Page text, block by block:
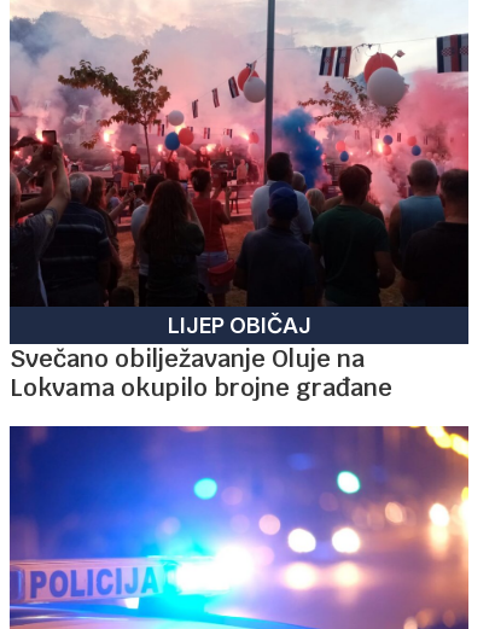
LIJEP OBIČAJ
Svečano obilježavanje Oluje na
Lokvama okupilo brojne građane